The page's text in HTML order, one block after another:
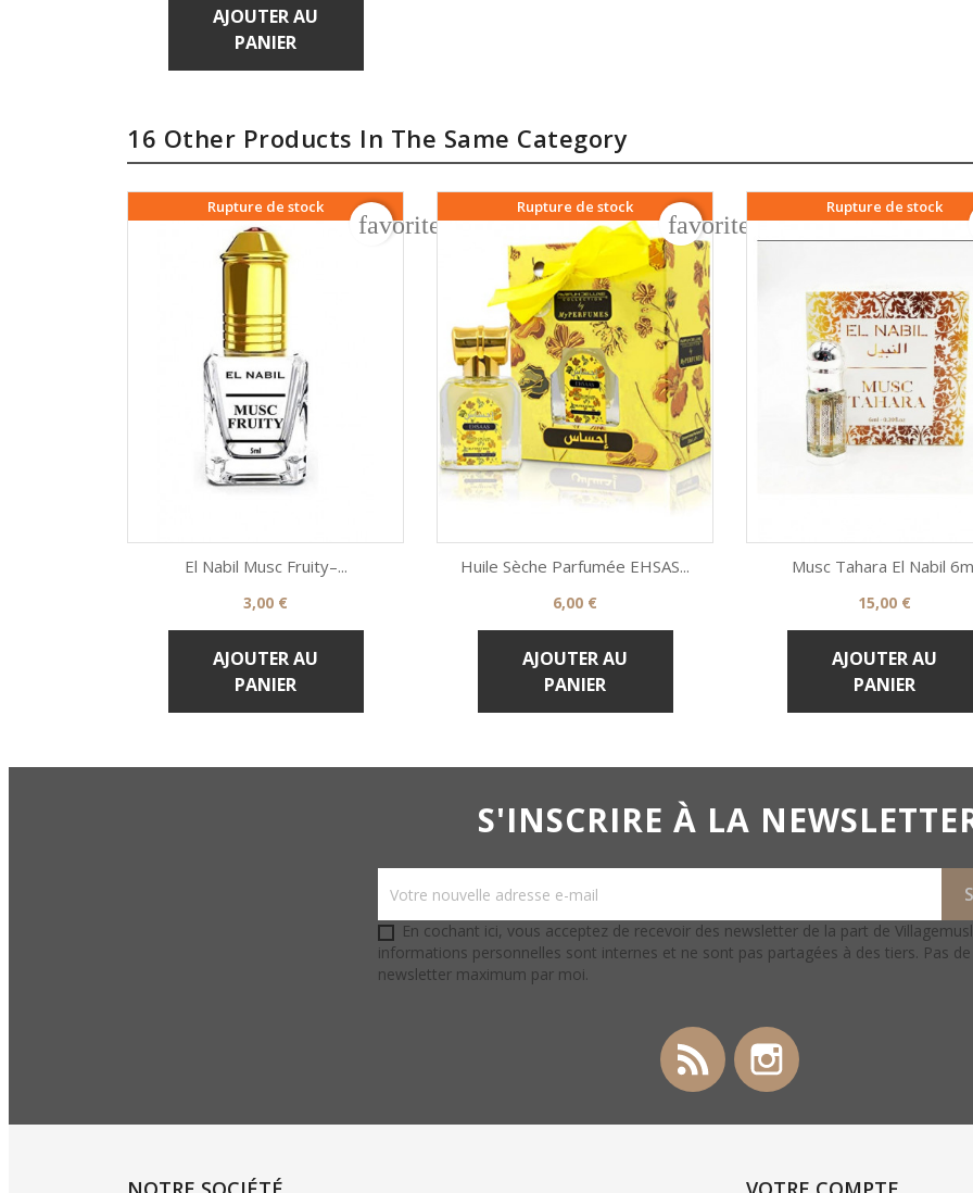
AJOUTER AU
PANIER
16 Other Products In The Same Category
Rupture de stock
 Aperçu rapide
El Nabil Musc Fruity–...
Prix
3,00 €
AJOUTER AU
PANIER
favorite_border
Rupture de stock
 Aperçu rapide
Huile Sèche Parfumée EHSAS...
Prix
6,00 €
AJOUTER AU
PANIER
favorite_border
Rupture de stock
 Aperçu rapide
Musc Tahara El Nabil
Prix
15,00 €
AJOUTER AU
PANIER
S'INSCRIRE À LA
En cochant ici, vous acceptez de recevoir des newsletter de la part de
informations personnelles sont internes et ne sont pas partagées à des tiers. Pas
newsletter maximum par moi.
Rss